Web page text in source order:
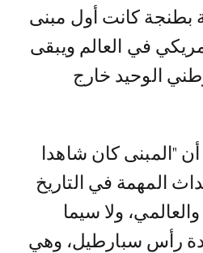
بطنجة كانت أول مبنى
في العالم ويبقى
الوحيد خارج
"المبنى كان شاهدا
المهمة في التاريخ
ولا سيما
رأس سبارطيل، وهي